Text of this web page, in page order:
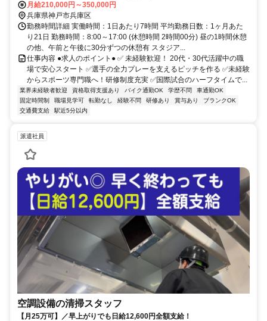
月給210,000円～350,000円
兵庫県神戸市兵庫区
勤務時間詳細 実働時間：1日あたり7時間 平均勤務日数：1ヶ月あた
り21日 勤務時間：8:00～17:00 (休憩時間 2時間00分) 昼の1時間休憩
の他、午前と午後に30分ずつの休憩有 スタジア...
仕事内容 ●求人のポイント● ✅ 未経験歓迎！ 20代・30代活躍中の職
場で安心スタート ✅選手の全力プレーを支えるピッチを作る ✅未経験
からスポーツ専門職へ！研修制度充実 ✅国際試合のハーフタイムで...
業界未経験者歓迎 資格取得支援あり バイク通勤OK 学歴不問
車通勤OK
固定時間制
職場見学可 転勤なし 経験不問 研修あり 賞与あり
ブランクOK
交通費支給
駅近5分以内
派遣社員
空調設備の清掃スタッフ
【月25万可】／早上がりでも日給12,600円全額支給！